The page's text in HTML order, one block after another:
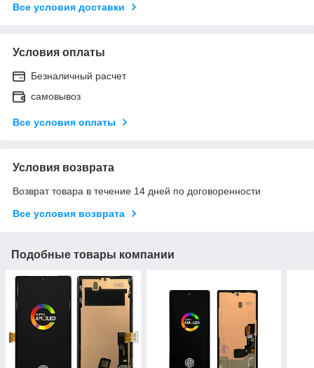
Все условия доставки
Условия оплаты
Безналичный расчет
самовывоз
Все условия оплаты
Условия возврата
Возврат товара в течение 14 дней по договоренности
Все условия возврата
Подобные товары компании